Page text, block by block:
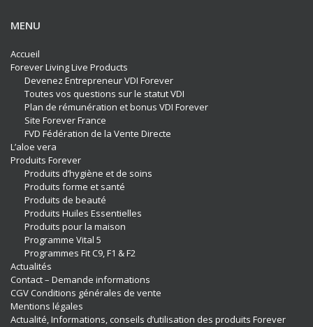
MENU
Accueil
Forever Living Live Products
Devenez Entrepreneur VDI Forever
Toutes vos questions sur le statut VDI
Plan de rémunération et bonus VDI Forever
Site Forever France
FVD Fédération de la Vente Directe
L’aloe vera
Produits Forever
Produits d’hygiène et de soins
Produits forme et santé
Produits de beauté
Produits Huiles Essentielles
Produits pour la maison
Programme Vital 5
Programmes Fit C9, F1 & F2
Actualités
Contact – Demande informations
CGV Conditions générales de vente
Mentions légales
Actualité, Informations, conseils d’utilisation des produits Forever